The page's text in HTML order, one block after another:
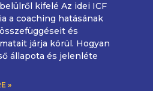
kifelé Az idei ICF
a coaching hatásának
és
járja körül. Hogyan
állapota és jelenléte
»